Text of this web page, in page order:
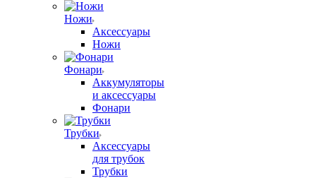
Ножи
Аксессуары
Ножи
Фонари
Аккумуляторы
и аксессуары
Фонари
Трубки
Аксессуары
для трубок
Трубки